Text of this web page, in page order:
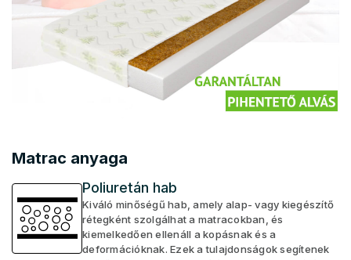
Matrac anyaga
Poliuretán hab
Kiváló minőségű hab, amely alap- vagy kiegészítő
rétegként szolgálhat a matracokban, és
kiemelkedően ellenáll a kopásnak és a
deformációknak. Ezek a tulajdonságok segítenek